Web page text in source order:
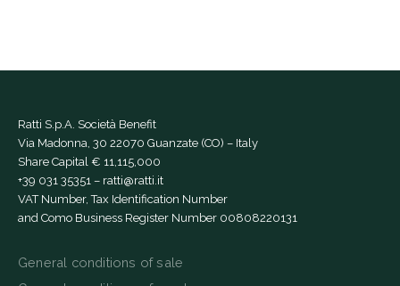
Ratti S.p.A. Società Benefit
Via Madonna, 30 22070 Guanzate (CO) – Italy
Share Capital € 11,115,000
+39 031 35351 – ratti@ratti.it
VAT Number, Tax Identification Number
and Como Business Register Number 00808220131
General conditions of sale